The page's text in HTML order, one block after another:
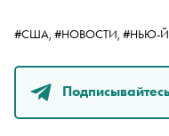
#США, #НОВОСТИ, #НЬЮ-